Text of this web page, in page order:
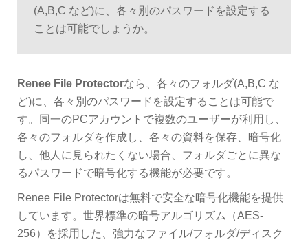
(A,B,C など)に、各々別のパスワードを設定する
ことは可能でしょうか。
Renee File Protectorなら、各々のフォルダ(A,B,C な
ど)に、各々別のパスワードを設定することは可能で
す。同一のPCアカウントで複数のユーザーが利用し、
各々のフォルダを作成し、各々の資料を保存、暗号化
し、他人に見られたくない場合、フォルダごとに異な
るパスワードで暗号化する機能が必要です。
Renee File Protectorは無料で安全な暗号化機能を提供
しています。世界標準の暗号アルゴリズム（AES-
256）を採用した、強力なファイル/フォルダ/ディスク